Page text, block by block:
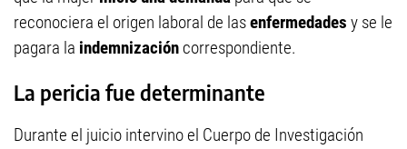
reconociera el origen laboral de lasenfermedades y se le
pagara la indemnización correspondiente.
La pericia fue determinante
Durante el juicio intervino el Cuerpo de Investigación